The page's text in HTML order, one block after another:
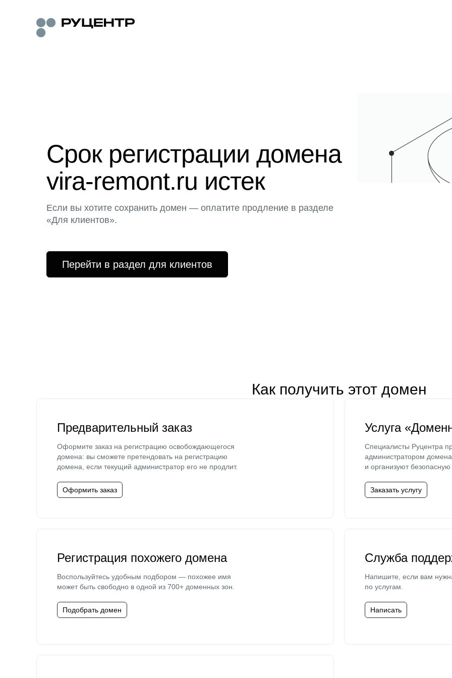
Срок регистрации домена
vira-remont.ru истек
Если вы хотите сохранить домен — оплатите продление в разделе
«Для клиентов».
Перейти в раздел для клиентов
Как получить этот домен
Предварительный заказ
Оформите заказ на регистрацию освобождающегося
домена: вы сможете претендовать на регистрацию
домена, если текущий администратор его не продлит.
Оформить заказ
Услуга
Специалисты Руцентра
администратором
и организуют безопасную
Заказать услугу
Регистрация похожего домена
Воспользуйтесь удобным подбором — похожее имя
может быть свободно в одной из 700+ доменных зон.
Подобрать домен
Служба
Напишите, если вам
по услугам.
Написать